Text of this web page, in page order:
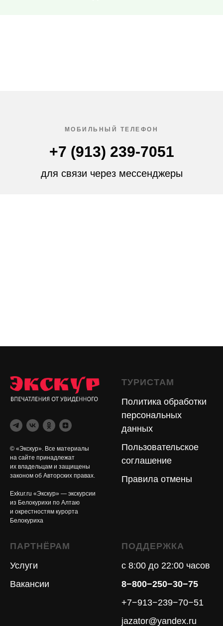
МОБИЛЬНЫЙ ТЕЛЕФОН
+7 (913) 239-7051
для связи через мессенджеры
© «Экскур». Все материалы
на сайте принадлежат
их владельцам и защищены
законом об Авторских правах.
Exkur.ru «Экскур» — экскурсии
из Белокурихи по Алтаю
и окрестностям курорта
Белокуриха
ТУРИСТАМ
Политика обработки
персональных
данных
Пользовательское
соглашение
Правила отмены
ПАРТНЁРАМ
Услуги
Вакансии
ПОДДЕРЖКА
с 8:00 до 22:00 часов
8−800−250−30−75
+7−913−239−70−51
jazator@yandex.ru